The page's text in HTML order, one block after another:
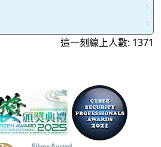
1
1
這一刻線上人數: 1371